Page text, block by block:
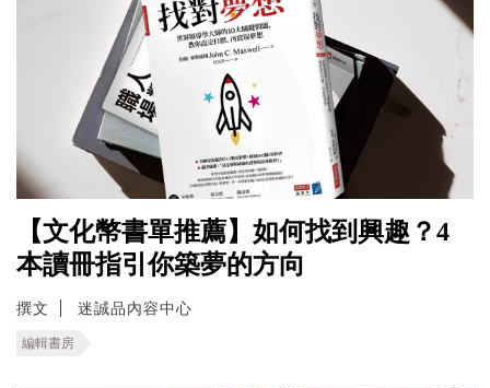
【文化幣書單推薦】如何找到興趣？4
本讀冊指引你築夢的方向
撰文 迷誠品內容中心
編輯書房